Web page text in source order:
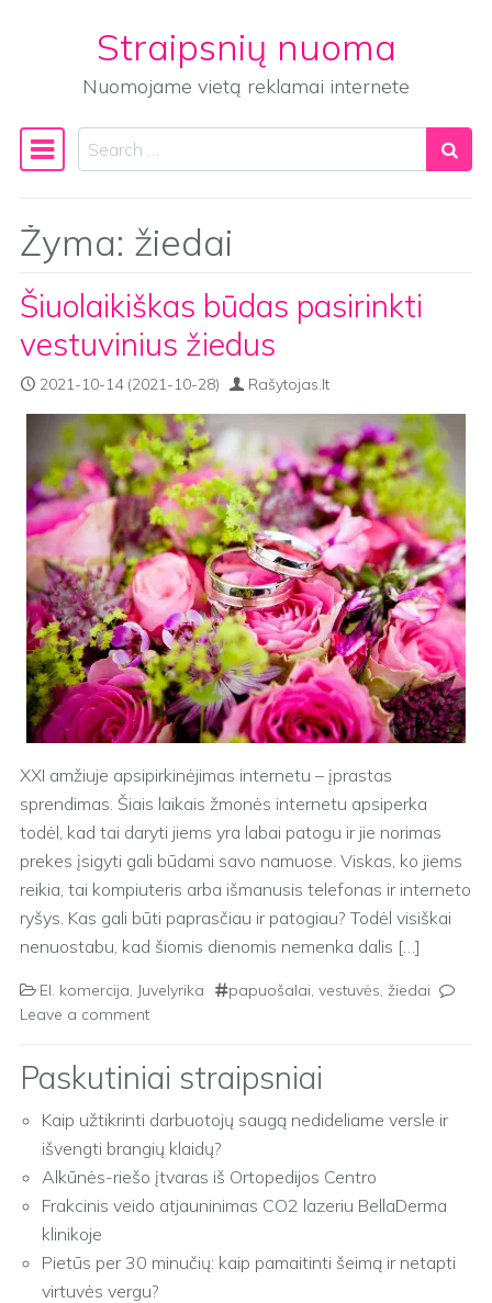
Straipsnių nuoma
Nuomojame vietą reklamai internete
Main Navigation
Search
Žyma: žiedai
Šiuolaikiškas būdas pasirinkti
vestuvinius žiedus
2021-10-14(2021-10-28) Rašytojas.lt
XXI amžiuje apsipirkinėjimas internetu – įprastas
sprendimas. Šiais laikais žmonės internetu apsiperka
todėl, kad tai daryti jiems yra labai patogu ir jie norimas
prekes įsigyti gali būdami savo namuose. Viskas, ko jiems
reikia, tai kompiuteris arba išmanusis telefonas ir interneto
ryšys. Kas gali būti paprasčiau ir patogiau? Todėl visiškai
nenuostabu, kad šiomis dienomis nemenka dalis […]
El. komercija, Juvelyrika papuošalai, vestuvės, žiedai
Leave a comment
Paskutiniai straipsniai
Kaip užtikrinti darbuotojų saugą nedideliame versle ir
išvengti brangių klaidų?
Alkūnės-riešo įtvaras iš Ortopedijos Centro
Frakcinis veido atjauninimas CO2 lazeriu BellaDerma
klinikoje
Pietūs per 30 minučių: kaip pamaitinti šeimą ir netapti
virtuvės vergu?